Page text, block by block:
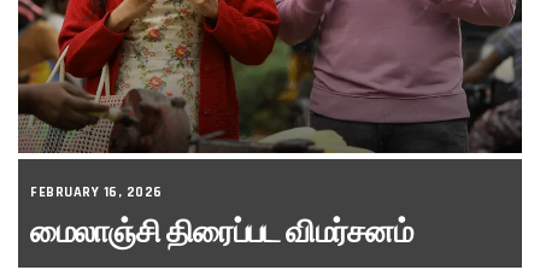
FEBRUARY 16, 2026
மைலாஞ்சி திரைப்பட விமர்சனம்